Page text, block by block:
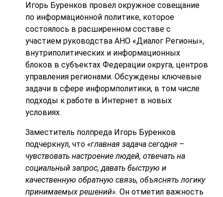
Игорь Буренков провел окружное совещание
по информационной политике, которое
состоялось в расширенном составе с
участием руководства АНО «Диалог Регионы»,
внутриполитических и информационных
блоков в субъектах Федерации округа, центров
управления регионами. Обсуждены ключевые
задачи в сфере информполитики, в том числе
подходы к работе в Интернет в новых
условиях.
Заместитель полпреда Игорь Буренков
подчеркнул, что «главная задача сегодня –
чувствовать настроение людей, отвечать на
социальный запрос, давать быструю и
качественную обратную связь, объяснять логику
принимаемых решений». Он отметил важность